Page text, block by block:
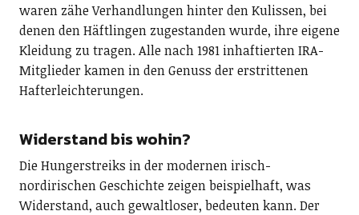
waren zähe Verhandlungen hinter den Kulissen, bei
denen den Häftlingen zugestanden wurde, ihre eigene
Kleidung zu tragen. Alle nach 1981 inhaftierten IRA-
Mitglieder kamen in den Genuss der erstrittenen
Hafterleichterungen.
Widerstand bis wohin?
Die Hungerstreiks in der modernen irisch-
nordirischen Geschichte zeigen beispielhaft, was
Widerstand, auch gewaltloser, bedeuten kann. Der